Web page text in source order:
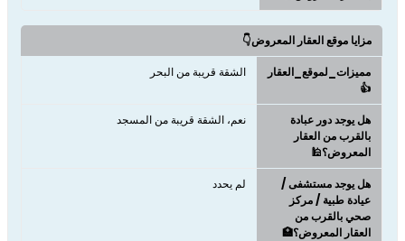
مزايا موقع العقار المعروض👇
مميزات_لموقع_العقار
👍
الشقة قريبة من البحر
هل يوجد دور عبادة
بالقرب من العقار
المعروض؟🕌
نعم، الشقة قريبة من المسجد
هل يوجد مستشفى /
عيادة طبية / مركز
صحي بالقرب من
العقار المعروض؟🏥
لم يحدد